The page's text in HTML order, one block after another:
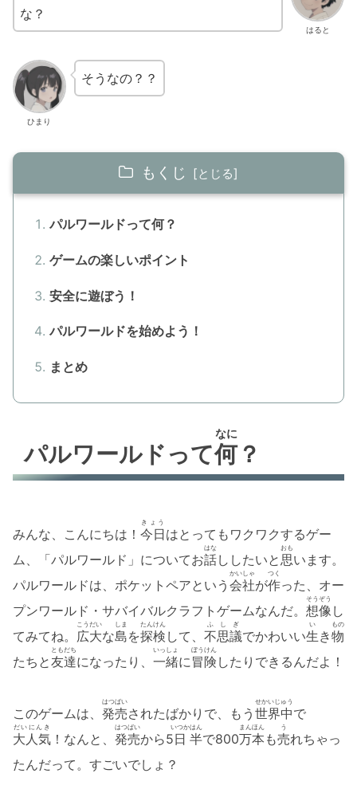
はると
な？
ひまり
そうなの？？
もくじ
パルワールドって何？
ゲームの楽しいポイント
安全に遊ぼう！
パルワールドを始めよう！
まとめ
パルワールドって何
なに
？
みんな、こんにちは！ 今日
きょう
はとってもワクワクするゲー
ム、「パルワールド」についてお話
はな
ししたいと思
おも
います。
パルワールドは、ポケットペアという 会社
かいしゃ
が作
つく
った、オー
プンワールド・サバイバルクラフトゲームなんだ。 想像
そうぞう
し
てみてね。 広大
こうだい
な島
しま
を探検
たんけん
して、 不思議
ふしぎ
でかわいい生
い
き物
もの
たちと友達
ともだち
になったり、 一緒
いっしょ
に冒険
ぼうけん
したりできるんだよ！
このゲームは、 発売
はつばい
されたばかりで、もう 世界中
せかいじゅう
で
大人気
だいにんき
！なんと、 発売
はつばい
から5日
いつか
半
はん
で800万
まん
本
ほん
も売
う
れちゃっ
たんだって。すごいでしょ？